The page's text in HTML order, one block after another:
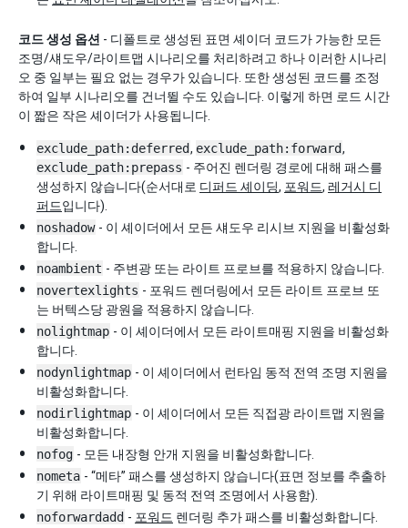
코드 생성 옵션 - 디폴트로 생성된 표면 셰이더 코드가 가능한 모든
조명/섀도우/라이트맵 시나리오를 처리하려고 하나 이러한 시나리
오 중 일부는 필요 없는 경우가 있습니다. 또한 생성된 코드를 조정
하여 일부 시나리오를 건너뛸 수도 있습니다. 이렇게 하면 로드 시간
이 짧은 작은 셰이더가 사용됩니다.
exclude_path:deferred, exclude_path:forward,
exclude_path:prepass - 주어진 렌더링 경로에 대해 패스를
생성하지 않습니다(순서대로 디퍼드 셰이딩, 포워드, 레거시 디
퍼드입니다).
noshadow - 이 셰이더에서 모든 섀도우 리시브 지원을 비활성화
합니다.
noambient - 주변광 또는 라이트 프로브를 적용하지 않습니다.
novertexlights - 포워드 렌더링에서 모든 라이트 프로브 또
는 버텍스당 광원을 적용하지 않습니다.
nolightmap - 이 셰이더에서 모든 라이트매핑 지원을 비활성화
합니다.
nodynlightmap - 이 셰이더에서 런타임 동적 전역 조명 지원을
비활성화합니다.
nodirlightmap - 이 셰이더에서 모든 직접광 라이트맵 지원을
비활성화합니다.
nofog - 모든 내장형 안개 지원을 비활성화합니다.
nometa - “메타” 패스를 생성하지 않습니다(표면 정보를 추출하
기 위해 라이트매핑 및 동적 전역 조명에서 사용함).
noforwardadd - 포워드 렌더링 추가 패스를 비활성화합니다.